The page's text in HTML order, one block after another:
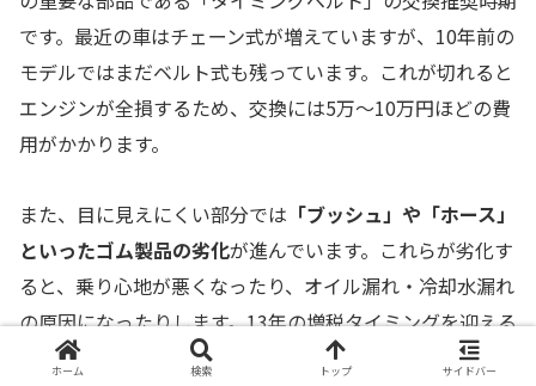
です。最近の車はチェーン式が増えていますが、10年前の
モデルではまだベルト式も残っています。これが切れると
エンジンが全損するため、交換には5万〜10万円ほどの費
用がかかります。
また、目に見えにくい部分では 「ブッシュ」や「ホース」
といったゴム製品の劣化が進んでいます。これらが劣化す
ると、乗り心地が悪くなったり、オイル漏れ・冷却水漏れ
の原因になったりします。13年の増税タイミングを迎える
ころには、これらのリフレッシュが必要になる可能性が高
ホーム 検索 トップ サイドバー